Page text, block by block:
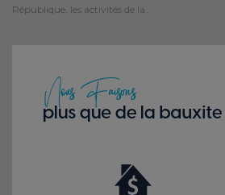
République, les activités de la…